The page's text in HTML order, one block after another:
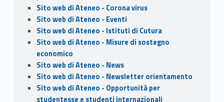
Sito web di Ateneo - Corona virus
Sito web di Ateneo - Eventi
Sito web di Ateneo - Istituti di Cutura
Sito web di Ateneo - Misure di sostegno
economico
Sito web di Ateneo - News
Sito web di Ateneo - Newsletter orientamento
Sito web di Ateneo - Opportunità per
studentesse e studenti internazionali